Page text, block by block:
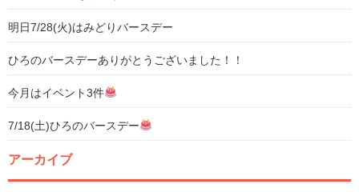
明日7/28(火)はみどりバースデー
ひろのバースデーありがとうございました！！
今月はイベント3件
7/18(土)ひろのバースデー
アーカイブ